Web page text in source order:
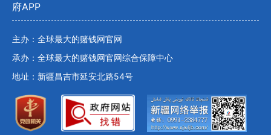
府APP
主办：全球最大的赌钱网官网
承办：全球最大的赌钱网官网综合保障中心
地址：新疆昌吉市延安北路54号